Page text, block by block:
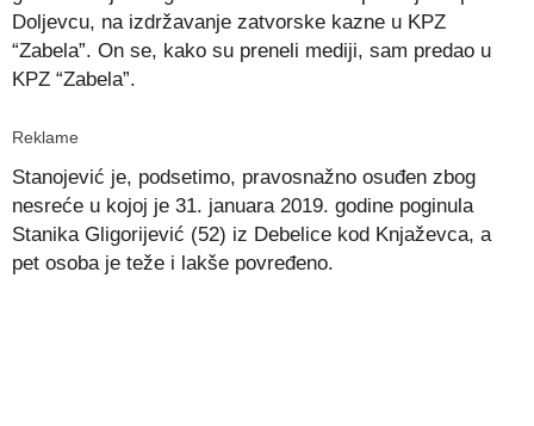
Doljevcu, na izdržavanje zatvorske kazne u KPZ
“Zabela”. On se, kako su preneli mediji, sam predao u
KPZ “Zabela”.
Reklame
Stanojević je, podsetimo, pravosnažno osuđen zbog
nesreće u kojoj je 31. januara 2019. godine poginula
Stanika Gligorijević (52) iz Debelice kod Knjaževca, a
pet osoba je teže i lakše povređeno.